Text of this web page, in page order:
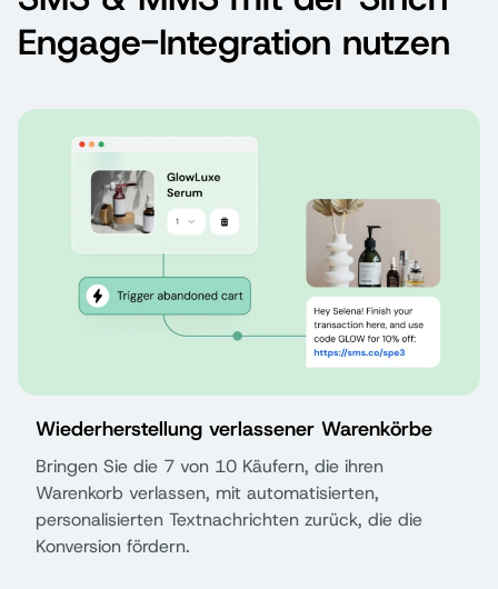
Engage-Integration nutzen
Wiederherstellung verlassener Warenkörbe
Bringen Sie die 7 von 10 Käufern, die ihren
Warenkorb verlassen, mit automatisierten,
personalisierten Textnachrichten zurück, die die
Konversion fördern.